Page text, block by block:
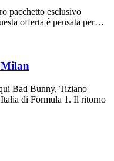
pacchetto esclusivo
offerta è pensata per…
Milan
Bad Bunny, Tiziano
di Formula 1. Il ritorno